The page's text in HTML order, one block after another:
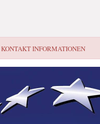
KONTAKT INFORMATIONEN